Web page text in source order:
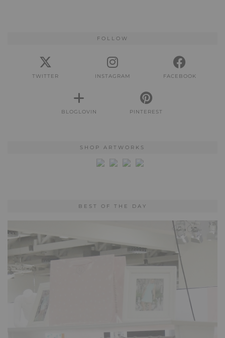
FOLLOW
TWITTER INSTAGRAM FACEBOOK
BLOGLOVIN PINTEREST
SHOP ARTWORKS
BEST OF THE DAY